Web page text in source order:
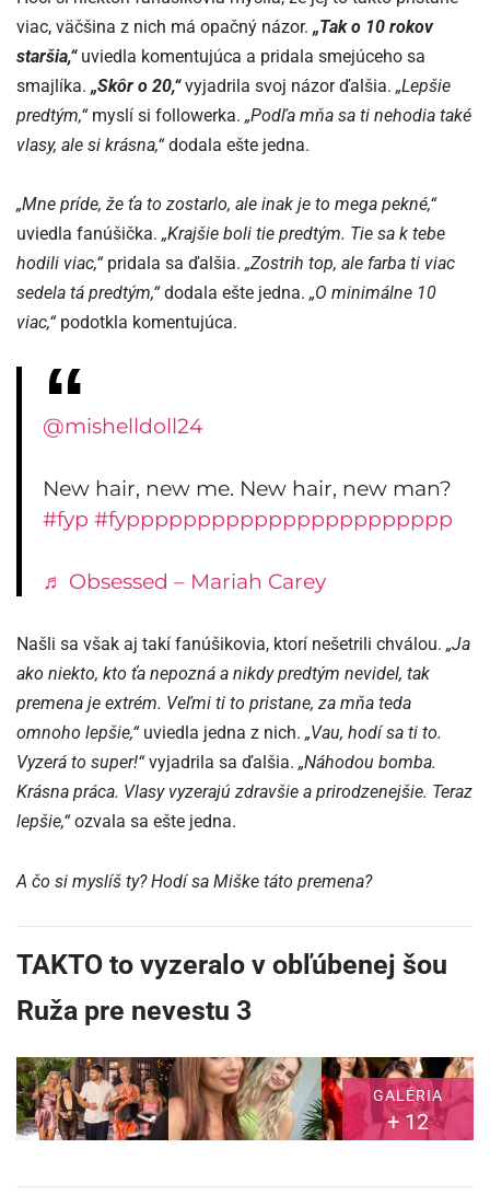
viac, väčšina z nich má opačný názor. „Tak o 10 rokov
staršia,“ uviedla komentujúca a pridala smejúceho sa
smajlíka. „Skôr o 20,“vyjadrila svoj názor ďalšia. „Lepšie
predtým,“myslí si followerka. „Podľa mňa sa ti nehodia také
vlasy, ale si krásna,“dodala ešte jedna.
„Mne príde, že ťa to zostarlo, ale inak je to mega pekné,“
uviedla fanúšička. „Krajšie boli tie predtým. Tie sa k tebe
hodili viac,“pridala sa ďalšia. „Zostrih top, ale farba ti viac
sedela tá predtým,“dodala ešte jedna. „O minimálne 10
viac,“podotkla komentujúca.
@mishelldoll24
New hair, new me. New hair, new man?
#fyp #fyppppppppppppppppppppppp
♬ Obsessed – Mariah Carey
Našli sa však aj takí fanúšikovia, ktorí nešetrili chválou. „Ja
ako niekto, kto ťa nepozná a nikdy predtým nevidel, tak
premena je extrém. Veľmi ti to pristane, za mňa teda
omnoho lepšie,“uviedla jedna z nich. „Vau, hodí sa ti to.
Vyzerá to super!“vyjadrila sa ďalšia. „Náhodou bomba.
Krásna práca. Vlasy vyzerajú zdravšie a prirodzenejšie. Teraz
lepšie,“ozvala sa ešte jedna.
A čo si myslíš ty? Hodí sa Miške táto premena?
TAKTO to vyzeralo v obľúbenej šou
Ruža pre nevestu 3
GALÉRIA
+ 12